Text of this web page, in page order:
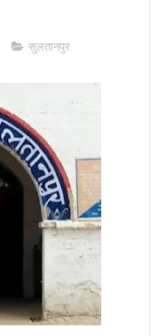
सुलतानपुर